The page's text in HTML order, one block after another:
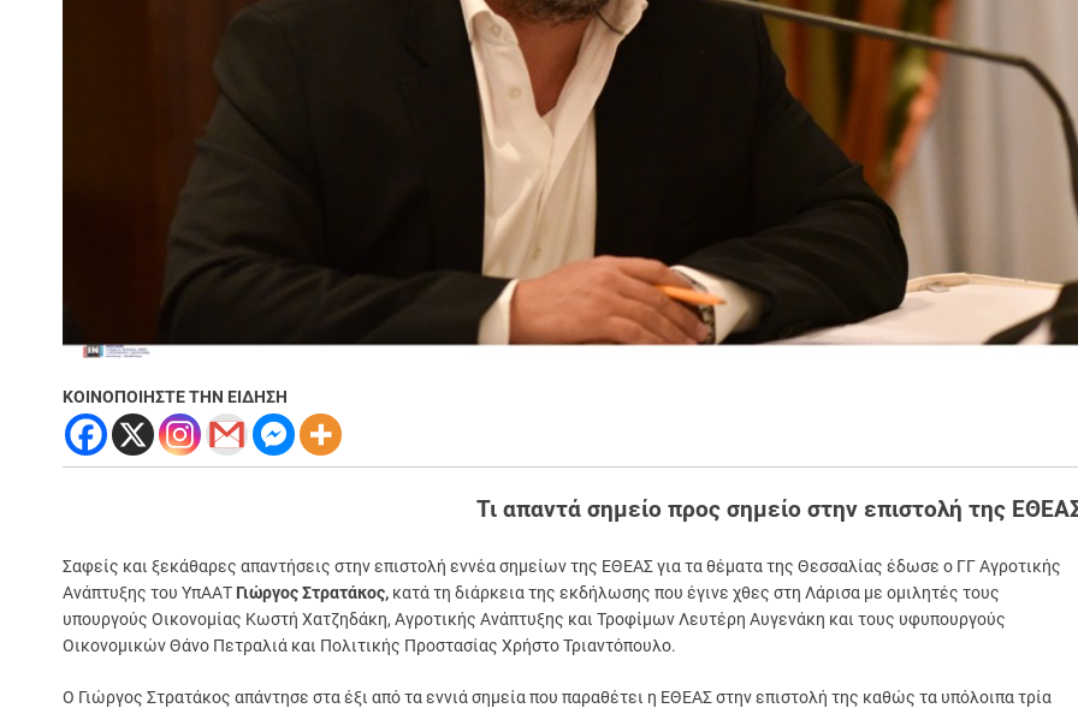
ΚΟΙΝΟΠΟΙΗΣΤΕ ΤΗΝ ΕΙΔΗΣΗ
Τι απαντά σημείο προς σημείο στην επιστολή της
Σαφείς και ξεκάθαρες απαντήσεις στην επιστολή εννέα σημείων της ΕΘΕΑΣ για τα θέματα της Θεσσαλίας έδωσε ο ΓΓ Αγροτικής
Ανάπτυξης του ΥπΑΑΤ Γιώργος Στρατάκος, κατά τη διάρκεια της εκδήλωσης που έγινε χθες στη Λάρισα με ομιλητές τους
υπουργούς Οικονομίας Κωστή Χατζηδάκη, Αγροτικής Ανάπτυξης και Τροφίμων Λευτέρη Αυγενάκη και τους υφυπουργούς
Οικονομικών Θάνο Πετραλιά και Πολιτικής Προστασίας Χρήστο Τριαντόπουλο.
Ο Γιώργος Στρατάκος απάντησε στα έξι από τα εννιά σημεία που παραθέτει η ΕΘΕΑΣ στην επιστολή της καθώς τα υπόλοιπα τρία